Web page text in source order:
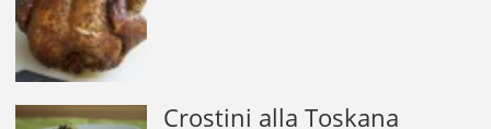
Crostini alla Toskana